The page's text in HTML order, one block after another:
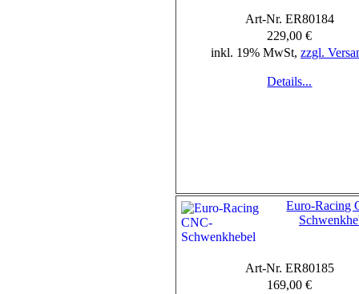
Art-Nr. ER80184
229,00 €
inkl. 19% MwSt, zzgl.
Details...
Euro-Racing
Art-Nr. ER80185
169,00 €